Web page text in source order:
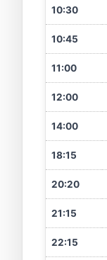
10:30
10:45
11:00
12:00
14:00
18:15
20:20
21:15
22:15